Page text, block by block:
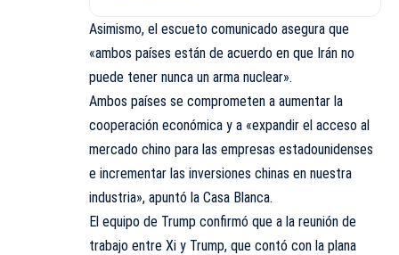
Asimismo, el escueto comunicado asegura que
«ambos países están de acuerdo en que Irán no
puede tener nunca un arma nuclear».
Ambos países se comprometen a aumentar la
cooperación económica y a «expandir el acceso al
mercado chino para las empresas estadounidenses
e incrementar las inversiones chinas en nuestra
industria», apuntó la Casa Blanca.
El equipo de Trump confirmó que a la reunión de
trabajo entre Xi y Trump, que contó con la plana